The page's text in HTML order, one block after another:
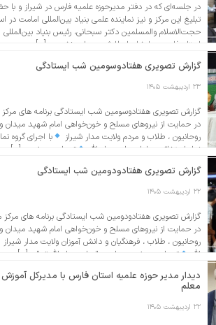
در جلسه‌ای که در دفتر مدیرحوزه علمیه فارس در شیراز و با
تبلیغ این مرکز و نیز نماینده علمی بنیاد بین‌المللی امامت
حجت‌الاسلام والمسلمین دکتر سبحانی، رئیس بنیاد
استان فارس به ایشان اعطا شد. در این نشست […]
گزارش تصویری هفتاد‌وسومین‌ شب‌ ایستادگی
۲۳ اردیبهشت ۱۴۰۵
گزارش تصویری هفتاد‌وسومین‌ شب‌ ایستادگی برنامه های
در حمایت از نیروهای مسلح و خون‌خواهی امام شهید میدان
روحانیون ، طلاب و مردم ولایت مدار شیراز
با اجرای گروه‌
نماز استغاثه به امام زمان عجل الله
توسل به حضرت […]
گزارش تصویری هفتادودومین شب ایستادگی
۲۲ اردیبهشت ۱۴۰۵
گزارش تصویری هفتادودومین شب ایستادگی برنامه های
در حمایت از نیروهای مسلح و خون‌خواهی امام شهید میدان
روحانیون ، طلاب ، فرهنگیان و دانش آموزان ولایت مدار شیراز
الله
توسل به حضرت صاحب الزمان عجل الله تعالی […]
دیدار مدیر حوزه علمیه استان فارس با مدیرکل
معلم
۲۲ اردیبهشت ۱۴۰۵